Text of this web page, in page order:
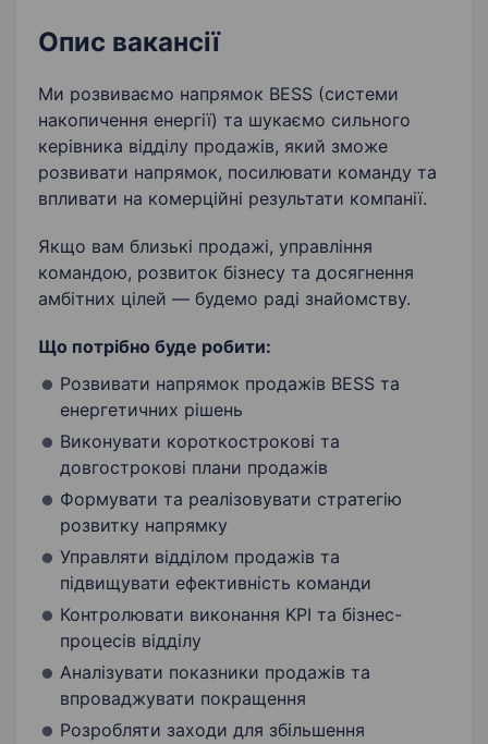
Уміння аналізувати
Управління командою
Орієнтація на результат
Управління продажем Розвиток продажу
Лідерство
Опис вакансії
Ми розвиваємо напрямок BESS (системи
накопичення енергії) та шукаємо сильного
керівника відділу продажів, який зможе
розвивати напрямок, посилювати команду та
впливати на комерційні результати компанії.
Якщо вам близькі продажі, управління
командою, розвиток бізнесу та досягнення
амбітних цілей — будемо раді знайомству.
Що потрібно буде робити:
Розвивати напрямок продажів BESS та
енергетичних рішень
Виконувати короткострокові та
довгострокові плани продажів
Формувати та реалізовувати стратегію
розвитку напрямку
Управляти відділом продажів та
підвищувати ефективність команди
Контролювати виконання KPI та бізнес-
процесів відділу
Аналізувати показники продажів та
впроваджувати покращення
Розробляти заходи для збільшення